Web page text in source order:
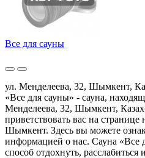
Все для сауны
ул. Менделеева, 32, Шымкент,
«Все для сауны» - сауна,
Менделеева, 32, Шымкент,
приветствовать вас на
Шымкент. Здесь вы можете
информацией о нас. Сауна «Все
способ отдохнуть, расслабиться